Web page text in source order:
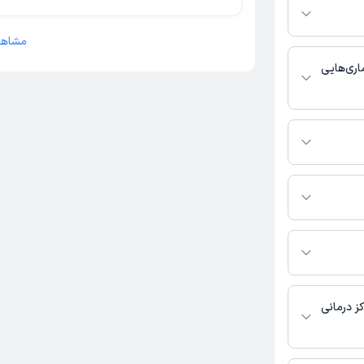
صورت فعال بودن
پزشکی و
عمومی فعالیت
بگیرید.
در دسترس نیست.
ثبت نشده است.
درمانی
در دسترس نیست.